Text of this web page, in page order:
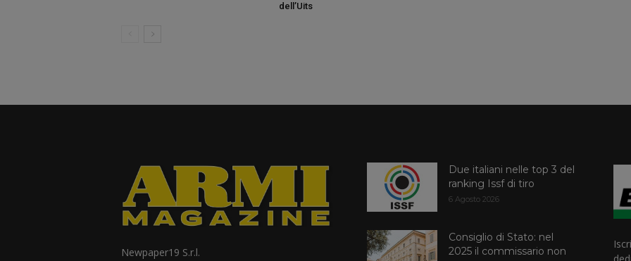
dell’Uits
Newpaper19 S.r.l.
Due italiani nelle top 3 del
ranking Issf di tiro
6 Agosto 2026
Consiglio di Stato: nel
2025 il commissario non